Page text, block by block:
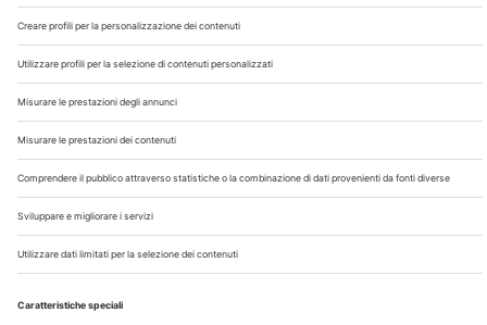
Chi Siamo
Contatti
Note Legali
Privacy